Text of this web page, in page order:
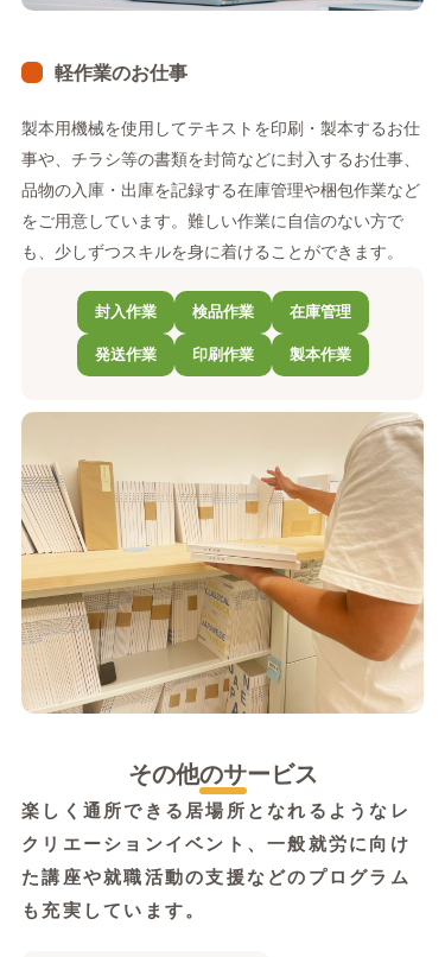
軽作業のお仕事
製本用機械を使用してテキストを印刷・製本するお仕
事や、チラシ等の書類を封筒などに封入するお仕事、
品物の入庫・出庫を記録する在庫管理や梱包作業など
をご用意しています。難しい作業に自信のない方で
も、少しずつスキルを身に着けることができます。
封入作業 検品作業 在庫管理
発送作業 印刷作業 製本作業
その他のサービス
楽しく通所できる居場所となれるようなレ
クリエーションイベント、一般就労に向け
た講座や就職活動の支援などのプログラム
も充実しています。